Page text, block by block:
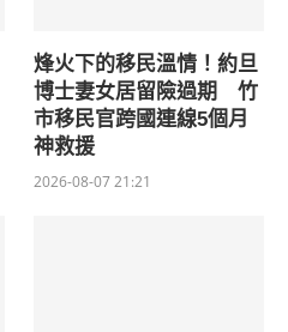
烽火下的移民溫情！約旦
博士妻女居留險過期 竹
市移民官跨國連線5個月
神救援
2026-08-07 21:21